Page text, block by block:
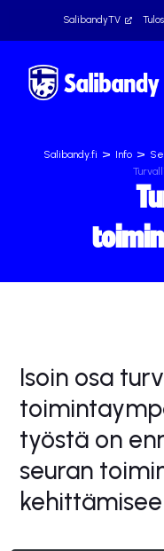
SalibandyTV
Salibandy.fi > Info >
Isoin osa
työstä on
seuran